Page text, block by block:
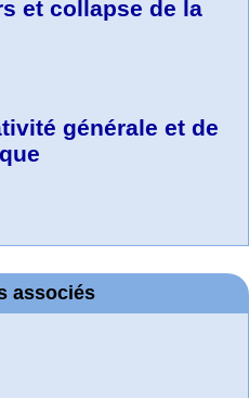
et collapse de la
générale et de
associés